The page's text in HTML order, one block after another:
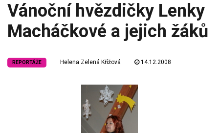
Vánoční hvězdičky Lenky
Macháčkové a jejich žáků
REPORTÁŽE Helena Zelená Křížová 14.12.2008